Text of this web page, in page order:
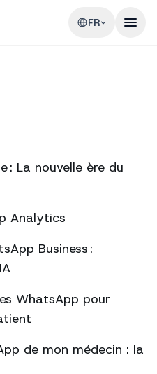
FR
: La nouvelle ère du
Analytics
Business :
WhatsApp pour
de mon médecin : la